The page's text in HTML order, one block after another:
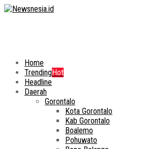
Home
TrendingHot
Headline
Daerah
Gorontalo
Kota Gorontalo
Kab Gorontalo
Boalemo
Pohuwato